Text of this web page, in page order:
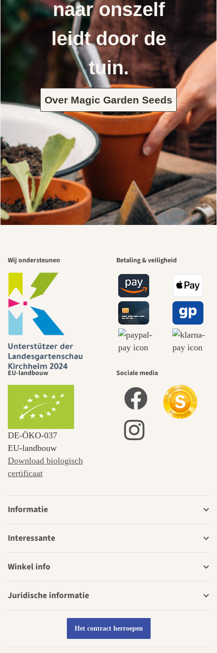
naar onszelf
leidt door de
tuin.
Over Magic Garden Seeds
Wij ondersteunen Betaling & veiligheid
EU-landbouw
DE‑ÖKO‑037
EU-landbouw
Download biologisch
certificaat
Sociale media
Informatie
Interessante
Winkel info
Juridische informatie
Het contract herroepen